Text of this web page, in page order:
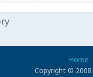
Home
Copyright ©